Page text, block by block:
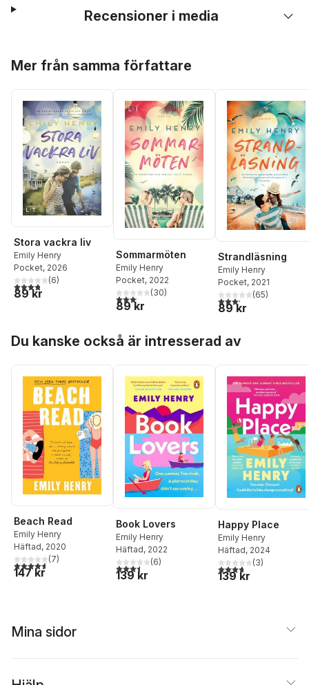
Recensioner i media
Mer från samma författare
Stora vackra liv
Emily Henry
Pocket, 2026
3,8utav 5 stjärnor. Totalt antal röster:
(6)
89 kr
Sommarmöten
Emily Henry
Pocket, 2022
3,1utav 5 stjärnor. Totalt antal röster:
(30)
89 kr
Strandläsning
Emily Henry
Pocket, 2021
3,2utav 5 stjärnor.
(65)
89 kr
Du kanske också är intresserad av
Beach Read
Emily Henry
Häftad, 2020
4,6utav 5 stjärnor. Totalt antal röster:
(7)
147 kr
Book Lovers
Emily Henry
Häftad, 2022
3,5utav 5 stjärnor. Totalt antal röster:
(6)
139 kr
Happy Place
Emily Henry
Häftad, 2024
3,7utav 5 stjärnor.
(3)
139 kr
Mina sidor